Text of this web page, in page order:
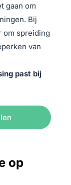
gaan om
Bij
om spreiding
van
past bij
op